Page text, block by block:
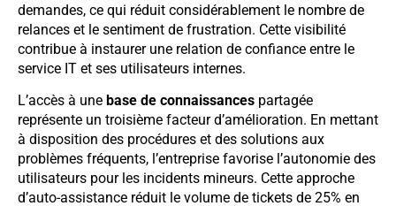
demandes, ce qui réduit considérablement le nombre de
relances et le sentiment de frustration. Cette visibilité
contribue à instaurer une relation de confiance entre le
service IT et ses utilisateurs internes.
L’accès à une base de connaissances partagée
représente un troisième facteur d’amélioration. En mettant
à disposition des procédures et des solutions aux
problèmes fréquents, l’entreprise favorise l’autonomie des
utilisateurs pour les incidents mineurs. Cette approche
d’auto-assistance réduit le volume de tickets de 25% en